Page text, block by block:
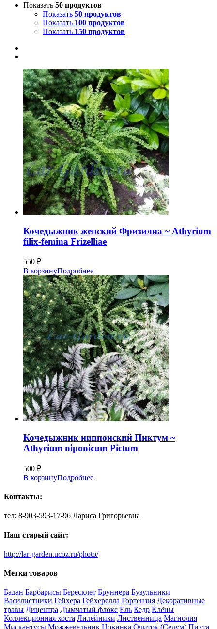
Показать 50 продуктов
Показать 50 продуктов
Показать 100 продуктов
Показать 150 продуктов
Кочедыжник женский Фризилиа ~ Athyrium
filix-femina Frizelliae
550 ₽
В корзинуПодробнее
Кочедыжник ниппонский Пиктум ~
Athyrium niponicum Pictum
500 ₽
В корзинуПодробнее
Контакты:
тел: 8-903-593-17-96 Лариса Григорьевна
Наш старый сайт:
http://lar-garden.ucoz.ru/photo/
Метки товаров
Бадан Барбарисы Бересклет Бруннера Бузульники
Василистники Гейхера Гейхерелла Гортензия Декоративные
травы Дицентра Дымчатый флокс Ель Кедр Клёны
Коллекционная хоста Лилейники Лиственница Магнолия
Мискантусы Можжевельник Новинка Очиток (Седум) Пихта